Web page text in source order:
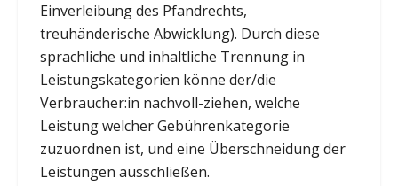
Einverleibung des Pfandrechts,
treuhänderische Abwicklung). Durch diese
sprachliche und inhaltliche Trennung in
Leistungskategorien könne der/die
Verbraucher:in nachvoll-ziehen, welche
Leistung welcher Gebührenkategorie
zuzuordnen ist, und eine Überschneidung der
Leistungen ausschließen.